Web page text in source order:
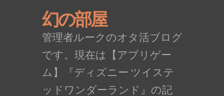
幻の部屋
管理者ルークのオタ活ブログ
です。現在は【アプリゲー
ム】『ディズニー ツイステ
ッドワンダーランド』の記